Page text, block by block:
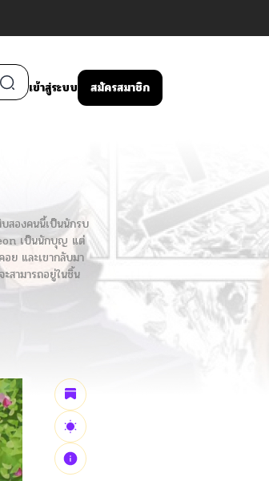
เข้าสู่ระบบ สมัครสมาชิก
สองคนนี้เป็นนักรบ
เป็นนักบุญ แต่
ย และเขากลับมา
สามารถอยู่ในชิ้น